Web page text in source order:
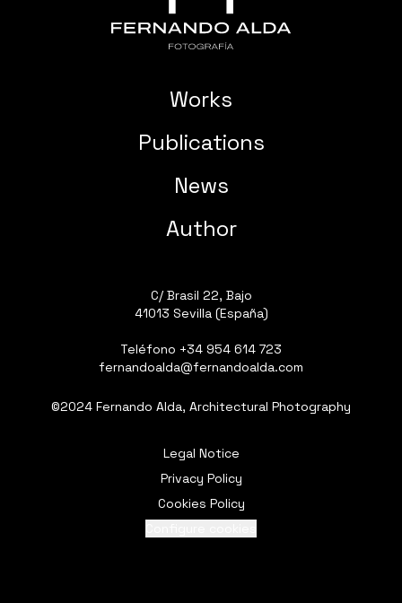
Works
Publications
News
Author
C/ Brasil 22, Bajo
41013 Sevilla (España)
Teléfono +34 954 614 723
fernandoalda@fernandoalda.com
©2024 Fernando Alda, Architectural Photography
Legal Notice
Privacy Policy
Cookies Policy